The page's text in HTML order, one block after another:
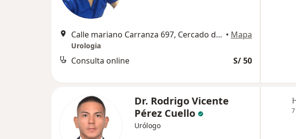
Calle mariano Carranza 697, Cercado de Lima • Mapa
Urologia
Consulta online S/ 50
Dr. Rodrigo Vicente
Pérez Cuello
Urólogo